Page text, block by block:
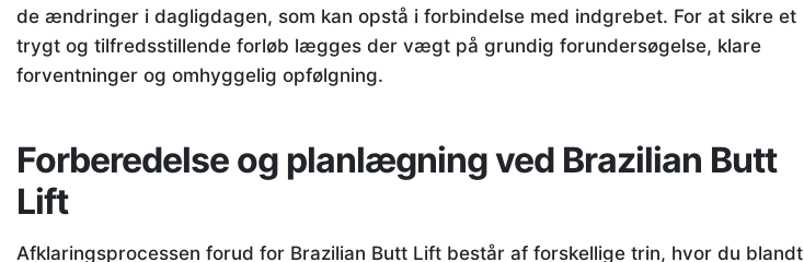
de ændringer i dagligdagen, som kan opstå i forbindelse med indgrebet. For at sikre et
trygt og tilfredsstillende forløb lægges der vægt på grundig forundersøgelse, klare
forventninger og omhyggelig opfølgning.
Forberedelse og planlægning ved Brazilian Butt
Lift
Afklaringsprocessen forud for Brazilian Butt Lift består af forskellige trin, hvor du blandt